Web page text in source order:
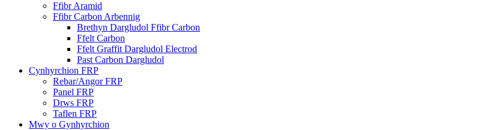
Ffibr Aramid
Ffibr Carbon Arbennig
Brethyn Dargludol Ffibr Carbon
Ffelt Carbon
Ffelt Graffit Dargludol Electrod
Past Carbon Dargludol
Cynhyrchion FRP
Rebar/Angor FRP
Panel FRP
Drws FRP
Taflen FRP
Mwy o Gynhyrchion